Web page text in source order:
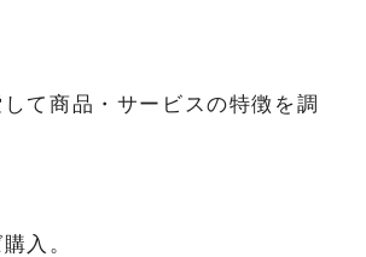
て商品・サービスの特徴を調
入。